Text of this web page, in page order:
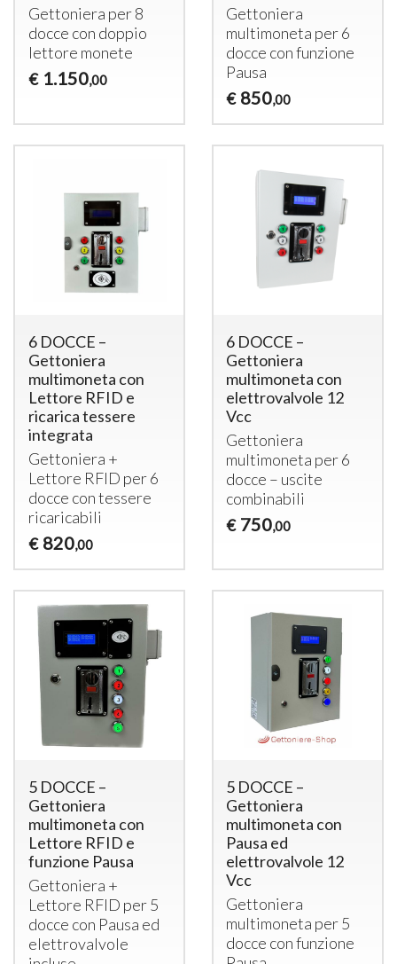
Gettoniera per 8
docce con doppio
lettore monete
€ 1.150,00
Gettoniera
multimoneta per 6
docce con funzione
Pausa
€ 850,00
6 DOCCE –
Gettoniera
multimoneta con
Lettore RFID e
ricarica tessere
integrata
Gettoniera +
Lettore RFID per 6
docce con tessere
ricaricabili
€ 820,00
6 DOCCE –
Gettoniera
multimoneta con
elettrovalvole 12
Vcc
Gettoniera
multimoneta per 6
docce – uscite
combinabili
€ 750,00
5 DOCCE –
Gettoniera
multimoneta con
Lettore RFID e
funzione Pausa
Gettoniera +
Lettore RFID per 5
docce con Pausa ed
elettrovalvole
5 DOCCE –
Gettoniera
multimoneta con
Pausa ed
elettrovalvole 12
Vcc
Gettoniera
multimoneta per 5
docce con funzione